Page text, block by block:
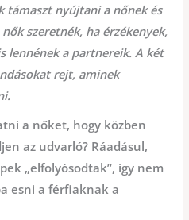
támaszt nyújtani a nőnek és
szeretnék, ha érzékenyek,
lennének a partnereik. A két
rejt, aminek
a nőket, hogy közben
az udvarló? Ráadásul,
„elfolyósodtak”, így nem
esni a férfiaknak a